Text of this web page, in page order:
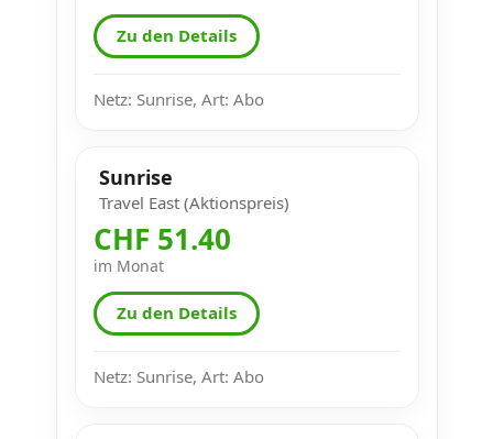
Zu den Details
Netz: Sunrise, Art: Abo
Sunrise
Travel East (Aktionspreis)
CHF 51.40
im Monat
Zu den Details
Netz: Sunrise, Art: Abo